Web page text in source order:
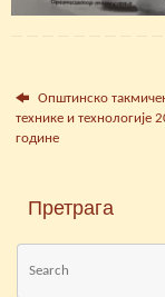
Општинско
технике и технологије
године
Претрага